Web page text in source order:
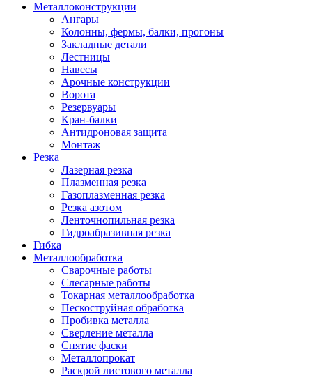
Металлоконструкции
Ангары
Колонны, фермы, балки, прогоны
Закладные детали
Лестницы
Навесы
Арочные конструкции
Ворота
Резервуары
Кран-балки
Антидроновая защита
Монтаж
Резка
Лазерная резка
Плазменная резка
Газоплазменная резка
Резка азотом
Ленточнопильная резка
Гидроабразивная резка
Гибка
Металлообработка
Сварочные работы
Слесарные работы
Токарная металлообработка
Пескоструйная обработка
Пробивка металла
Сверление металла
Снятие фаски
Металлопрокат
Раскрой листового металла